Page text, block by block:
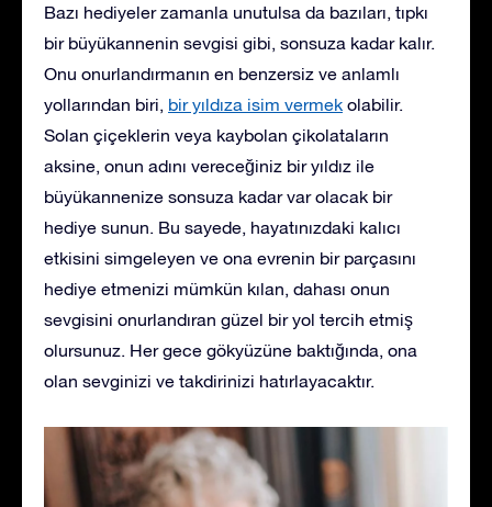
Bazı hediyeler zamanla unutulsa da bazıları, tıpkı
bir büyükannenin sevgisi gibi, sonsuza kadar kalır.
Onu onurlandırmanın en benzersiz ve anlamlı
yollarından biri, bir yıldıza isim vermek olabilir.
Solan çiçeklerin veya kaybolan çikolataların
aksine, onun adını vereceğiniz bir yıldız ile
büyükannenize sonsuza kadar var olacak bir
hediye sunun. Bu sayede, hayatınızdaki kalıcı
etkisini simgeleyen ve ona evrenin bir parçasını
hediye etmenizi mümkün kılan, dahası onun
sevgisini onurlandıran güzel bir yol tercih etmiş
olursunuz. Her gece gökyüzüne baktığında, ona
olan sevginizi ve takdirinizi hatırlayacaktır.